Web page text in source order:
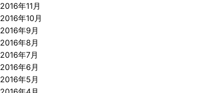
2016年11月
2016年10月
2016年9月
2016年8月
2016年7月
2016年6月
2016年5月